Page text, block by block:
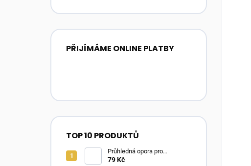
PŘIJÍMÁME ONLINE PLATBY
TOP 10 PRODUKTŮ
Průhledná opora pro
pokojovky ve tvaru oblouku
79 Kč